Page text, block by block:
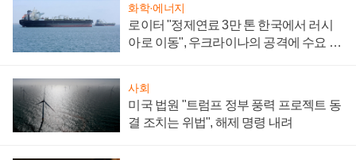
화학·에너지
로이터 "정제연료 3만 톤 한국에서 러시
아로 이동", 우크라이나의 공격에 수요 늘
사회
미국 법원 "트럼프 정부 풍력 프로젝트 동
결 조치는 위법", 해제 명령 내려